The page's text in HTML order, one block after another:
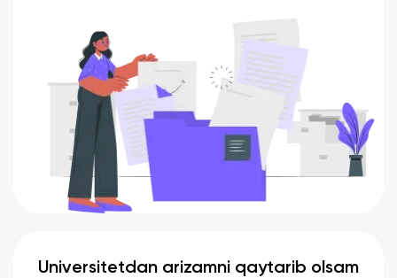
Universitetdan arizamni qaytarib olsam